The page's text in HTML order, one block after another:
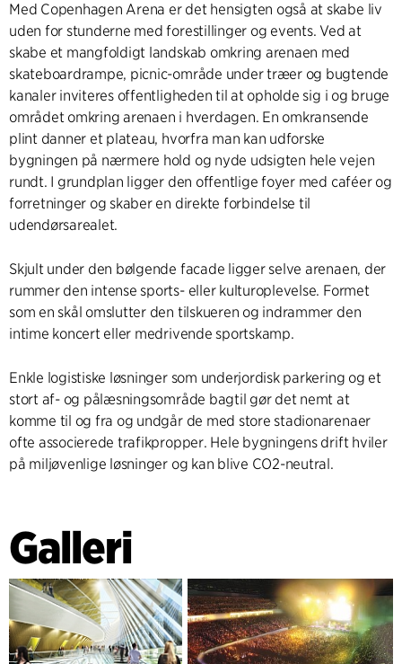
Med Copenhagen Arena er det hensigten også at skabe liv
uden for stunderne med forestillinger og events. Ved at
skabe et mangfoldigt landskab omkring arenaen med
skateboardrampe, picnic-område under træer og bugtende
kanaler inviteres offentligheden til at opholde sig i og bruge
området omkring arenaen i hverdagen. En omkransende
plint danner et plateau, hvorfra man kan udforske
bygningen på nærmere hold og nyde udsigten hele vejen
rundt. I grundplan ligger den offentlige foyer med caféer og
forretninger og skaber en direkte forbindelse til
udendørsarealet.
Skjult under den bølgende facade ligger selve arenaen, der
rummer den intense sports- eller kulturoplevelse. Formet
som en skål omslutter den tilskueren og indrammer den
intime koncert eller medrivende sportskamp.
Enkle logistiske løsninger som underjordisk parkering og et
stort af- og pålæsningsområde bagtil gør det nemt at
komme til og fra og undgår de med store stadionarenaer
ofte associerede trafikpropper. Hele bygningens drift hviler
på miljøvenlige løsninger og kan blive CO2-neutral.
Galleri